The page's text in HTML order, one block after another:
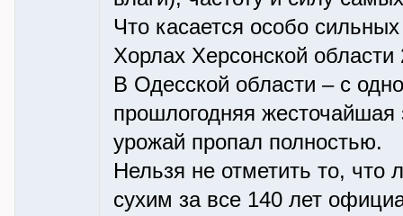
Что касается особо
Хорлах Херсонской области
В Одесской области – с
прошлогодняя жесточайшая
урожай пропал полностью.
Нельзя не отметить то, что
сухим за все 140 лет